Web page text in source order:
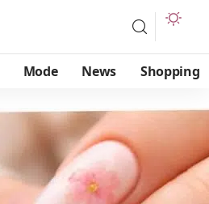
Mode News Shopping